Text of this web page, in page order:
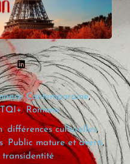
Contemporaine,
,Romans
, différences culturelles,
, Public mature et averti,
transidentité